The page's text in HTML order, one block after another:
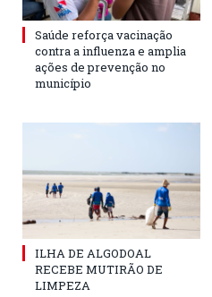
Saúde reforça vacinação
contra a influenza e amplia
ações de prevenção no
município
ILHA DE ALGODOAL
RECEBE MUTIRÃO DE
LIMPEZA